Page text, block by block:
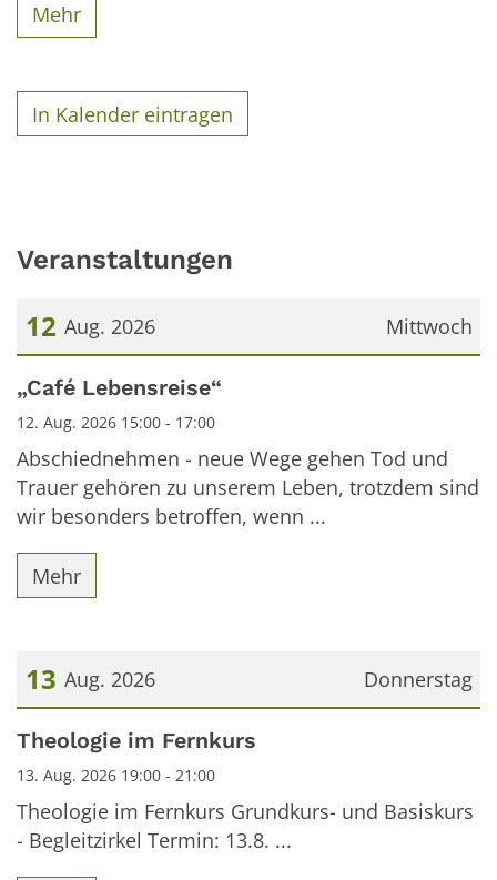
Mehr
In Kalender eintragen
Veranstaltungen
Mittwoch
12 Aug. 2026
Datum: 12. August 2026
„Café Lebensreise“
12. Aug. 2026 15:00 - 17:00
Abschiednehmen - neue Wege gehen Tod und
Trauer gehören zu unserem Leben, trotzdem sind
wir besonders betroffen, wenn ...
Mehr
Donnerstag
13 Aug. 2026
Datum: 13. August 2026
Theologie im Fernkurs
13. Aug. 2026 19:00 - 21:00
Theologie im Fernkurs Grundkurs- und Basiskurs
- Begleitzirkel Termin: 13.8. ...